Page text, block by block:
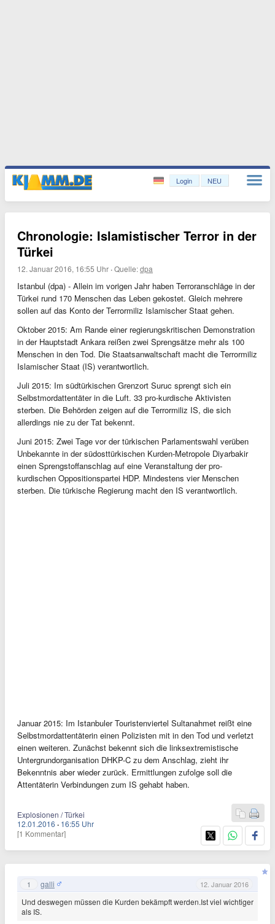
Login NEU
Chronologie: Islamistischer Terror in der
Türkei
12. Januar 2016, 16:55 Uhr ·Quelle:dpa
Istanbul (dpa) - Allein im vorigen Jahr haben Terroranschläge in der
Türkei rund 170 Menschen das Leben gekostet. Gleich mehrere
sollen auf das Konto der Terrormiliz Islamischer Staat gehen.
Oktober 2015: Am Rande einer regierungskritischen Demonstration
in der Hauptstadt Ankara reißen zwei Sprengsätze mehr als 100
Menschen in den Tod. Die Staatsanwaltschaft macht die Terrormiliz
Islamischer Staat (IS) verantwortlich.
Juli 2015: Im südtürkischen Grenzort Suruc sprengt sich ein
Selbstmordattentäter in die Luft. 33 pro-kurdische Aktivisten
sterben. Die Behörden zeigen auf die Terrormiliz IS, die sich
allerdings nie zu der Tat bekennt.
Juni 2015: Zwei Tage vor der türkischen Parlamentswahl verüben
Unbekannte in der südosttürkischen Kurden-Metropole Diyarbakir
einen Sprengstoffanschlag auf eine Veranstaltung der pro-
kurdischen Oppositionspartei HDP. Mindestens vier Menschen
sterben. Die türkische Regierung macht den IS verantwortlich.
Januar 2015: Im Istanbuler Touristenviertel Sultanahmet reißt eine
Selbstmordattentäterin einen Polizisten mit in den Tod und verletzt
einen weiteren. Zunächst bekennt sich die linksextremistische
Untergrundorganisation DHKP-C zu dem Anschlag, zieht ihr
Bekenntnis aber wieder zurück. Ermittlungen zufolge soll die
Attentäterin Verbindungen zum IS gehabt haben.
Explosionen / Türkei
12.01.2016 · 16:55 Uhr
[1 Kommentar]
1 galli 12. Januar 2016
Und deswegen müssen die Kurden bekämpft werden.Ist viel wichtiger
als IS.